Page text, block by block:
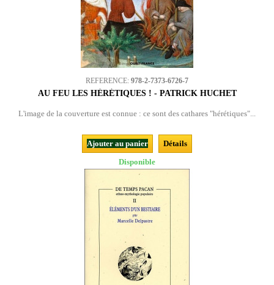
REFERENCE: 978-2-7373-6726-7
AU FEU LES HÉRÉTIQUES ! - PATRICK HUCHET
L'image de la couverture est connue : ce sont des cathares "hérétiques"...
Ajouter au panier
Détails
Disponible